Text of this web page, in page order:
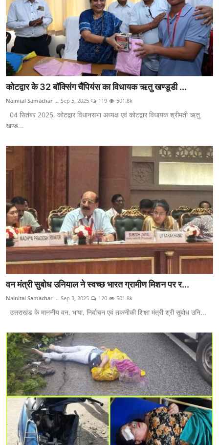
कोटद्वार के 32 बॉक्सिंग चैंपियंस का विधायक ऋतु खण्डूडी ...
Nainital Samachar ... Sep 5, 2025 119 501.8k
04 सितंबर 2025, कोटद्वार विधानसभा अध्यक्ष एवं कोटद्वार विधायक श्रीमती ऋतु
खण्ड...
वन मंत्री सुबोध उनियाल ने स्वच्छ भारत ग्रामीण मिशन पर र...
Nainital Samachar ... Sep 3, 2025 120 501.8k
उत्तराखंड के माननीय वन, भाषा, निर्वाचन एवं तकनीकी शिक्षा मंत्री श्री सुबोध उनि...